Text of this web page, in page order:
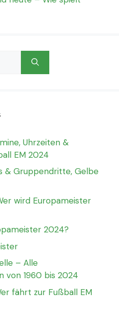
Uhrzeiten &
EM 2024
& Gruppendritte, Gelbe
wird Europameister
2024?
– Alle
von 1960 bis 2024
fährt zur Fußball EM